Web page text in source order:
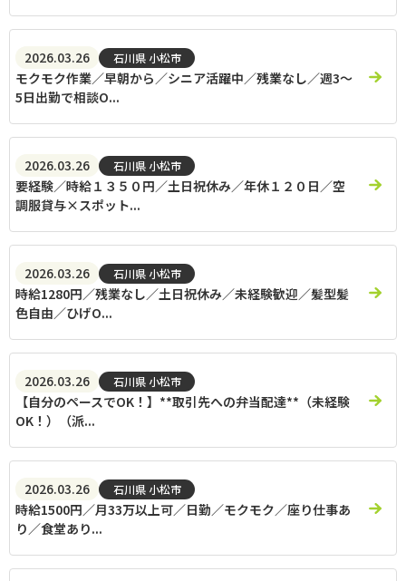
2026.03.26 石川県 小松市
モクモク作業／早朝から／シニア活躍中／残業なし／週3～
5日出勤で相談O...
2026.03.26 石川県 小松市
要経験／時給１３５０円／土日祝休み／年休１２０日／空
調服貸与×スポット...
2026.03.26 石川県 小松市
時給1280円／残業なし／土日祝休み／未経験歓迎／髪型髪
色自由／ひげO...
2026.03.26 石川県 小松市
【自分のペースでOK！】**取引先への弁当配達**（未経験
OK！）（派...
2026.03.26 石川県 小松市
時給1500円／月33万以上可／日勤／モクモク／座り仕事あ
り／食堂あり...